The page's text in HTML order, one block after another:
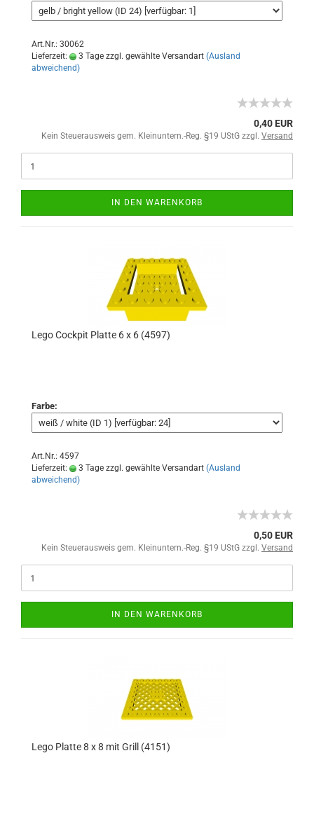
Art.Nr.: 30062
Lieferzeit:
3 Tage zzgl. gewählte Versandart (Ausland
abweichend)
0,40 EUR
Kein Steuerausweis gem. Kleinuntern.-Reg. §19 UStG zzgl. Versand
IN DEN WARENKORB
Lego Cockpit Platte 6 x 6 (4597)
Farbe:
Art.Nr.: 4597
Lieferzeit:
3 Tage zzgl. gewählte Versandart (Ausland
abweichend)
0,50 EUR
Kein Steuerausweis gem. Kleinuntern.-Reg. §19 UStG zzgl. Versand
IN DEN WARENKORB
Lego Platte 8 x 8 mit Grill (4151)